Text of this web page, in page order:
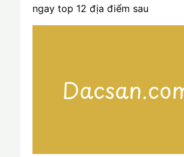
ngay top 12 địa điểm sau